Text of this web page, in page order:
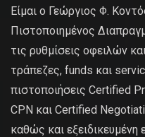
Είμαι ο Γεώργιος Φ.
Πιστοποιημένος
τις ρυθμίσεις οφειλών
τράπεζες, funds και
πιστοποιήσεις Certified
CPN και Certified
καθώς και